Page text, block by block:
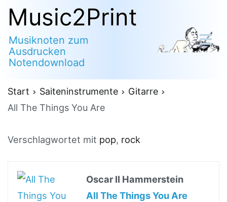
Zum
Inhalt
springen
Music2Print
Musiknoten zum
Ausdrucken
Notendownload
Start Saiteninstrumente
Gitarre
All The Things You Are
Verschlagwortet mit pop, rock
Oscar II Hammerstein
All The Things You Are